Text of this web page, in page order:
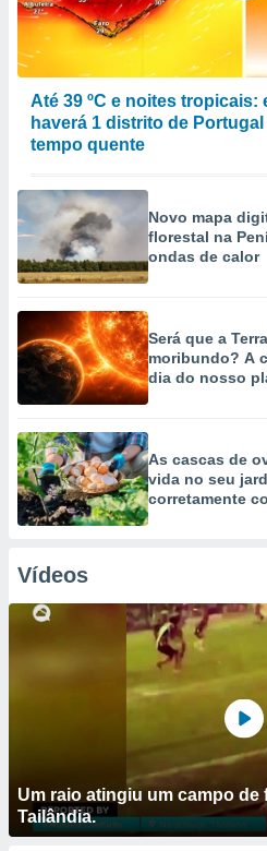
Até 39 ºC e noites
haverá 1 distrito de
tempo quente
Novo mapa
florestal na
ondas de calor
Será que a
moribundo? A
dia do nosso
As cascas de
vida no seu
corretamente
Vídeos
Um raio atingiu um campo de
Tailândia.